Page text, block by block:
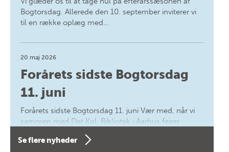
Bogtorsdag. Allerede den 10. september inviterer vi
til en række oplæg med…
20 maj 2026
Forårets sidste Bogtorsdag
11. juni
Forårets sidste Bogtorsdag 11. juni Vær med, når vi
sammen med Det Kgl. Bibliotek i Aarhus fejrer
forfatterne bag vores nyes…
Se flere nyheder